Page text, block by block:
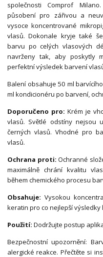
společnosti Comprof
působení pro zářivou a
vysoce koncentrované
vlasů. Dokonale kryje také
barvu po celých vlasových
navrženy tak, aby poskytly
perfektní výsledek barvení
Balení obsahuje 50 ml
ml kondicionéru po barvení,
Doporučeno pro: Krém je
vlasů. Světlé odstíny nejsou
černých vlasů. Vhodné pro
vlasů.
Ochrana proti: Ochranné
maximálně chrání kvalitu
během chemického procesu
Obsahuje: Vysokou
keratin pro co nejlepší výsledky
Použití: Dodržujte postup
Bezpečnostní upozornění:
alergické reakce. Přečtěte si